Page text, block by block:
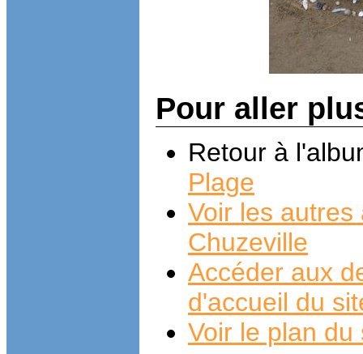
Pour aller
Retour à
Plage
Voir les
Chuzeville
Accéder aux
d'accueil du
Voir le plan du